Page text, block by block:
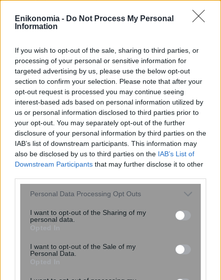
Enikonomia - Do Not Process My Personal
Information
If you wish to opt-out of the sale, sharing to third parties, or
processing of your personal or sensitive information for
targeted advertising by us, please use the below opt-out
section to confirm your selection. Please note that after your
opt-out request is processed you may continue seeing
interest-based ads based on personal information utilized by
us or personal information disclosed to third parties prior to
your opt-out. You may separately opt-out of the further
disclosure of your personal information by third parties on the
IAB’s list of downstream participants. This information may
also be disclosed by us to third parties on the IAB’s List of
Downstream Participants that may further disclose it to other
Please note that this website/app uses one or more Google
not limited to your visit or usage behaviour. You may click to
grant or deny consent to Google and its third-party tags to
consent section.
Personal Data Processing Opt Outs
I want to opt-out of the Sharing of my
personal data.
I want to opt-out of the Sale of my
Personal Data.
ΠΟΕΔΗΝ: Οκτώ καταγγελίες για
βιασμό τουριστριών στη Ζάκυνθο από
τα μέσα Ιουνίου
Η ομιλία των παιδιών μπορεί να